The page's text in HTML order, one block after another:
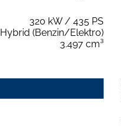
320 kW / 435 PS
Hybrid (Benzin/Elektro)
3.497 cm³